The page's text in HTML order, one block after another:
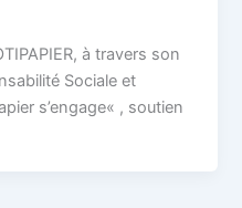
à travers son
Sociale et
s’engage« , soutien